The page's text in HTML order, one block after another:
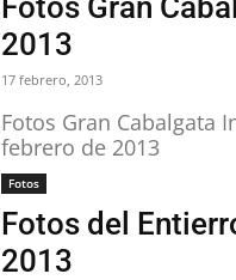
2013
17 febrero, 2013
Fotos Gran Cabalgata
febrero de 2013
Fotos
Fotos del
2013